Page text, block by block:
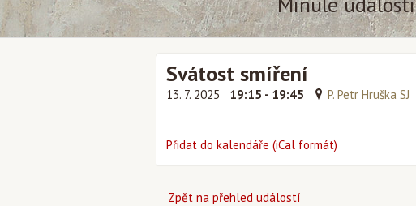
Svátost smíření
13. 7. 2025 19:15 - 19:45 P. Petr Hruška SJ
Přidat do kalendáře (iCal formát)
Zpět na přehled událostí